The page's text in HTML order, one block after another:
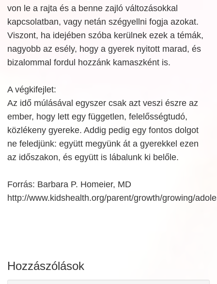
von le a rajta és a benne zajló változásokkal
kapcsolatban, vagy netán szégyellni fogja azokat.
Viszont, ha idejében szóba kerülnek ezek a témák,
nagyobb az esély, hogy a gyerek nyitott marad, és
bizalommal fordul hozzánk kamaszként is.
A végkifejlet:
Az idő múlásával egyszer csak azt veszi észre az
ember, hogy lett egy független, felelősségtudó,
közlékeny gyereke. Addig pedig egy fontos dolgot
ne feledjünk: együtt megyünk át a gyerekkel ezen
az időszakon, és együtt is lábalunk ki belőle.
Forrás: Barbara P. Homeier, MD
http://www.kidshealth.org/parent/growth/growing/
Hozzászólások